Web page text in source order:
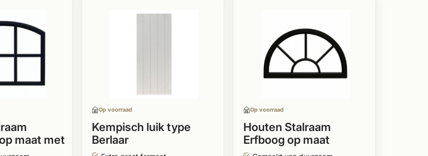
maat met
Op voorraad
Kempisch luik type
Berlaar
Op voorraad
Houten Stalraam
Erfboog op maat